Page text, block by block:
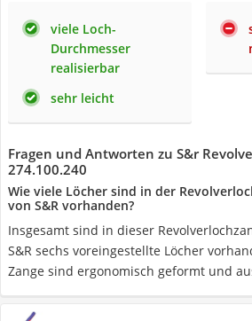
viele Loch-
Durchmesser
realisierbar
sehr leicht
Fragen und Antworten zu S&r
274.100.240
Wie viele Löcher sind in der
von S&R vorhanden?
Insgesamt sind in dieser
S&R sechs voreingestellte Löcher
Zange sind ergonomisch geformt und